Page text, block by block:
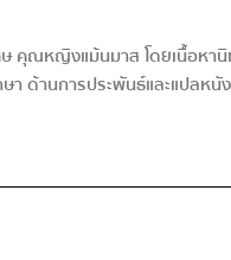
คุณหญิงแม้นมาส โดยเนื้อหานิ
ด้านการประพันธ์และแปลหนั